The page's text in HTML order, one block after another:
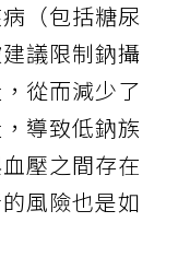
（包括糖尿
議限制鈉攝
從而減少了
導致低鈉族
壓之間存在
風險也是如